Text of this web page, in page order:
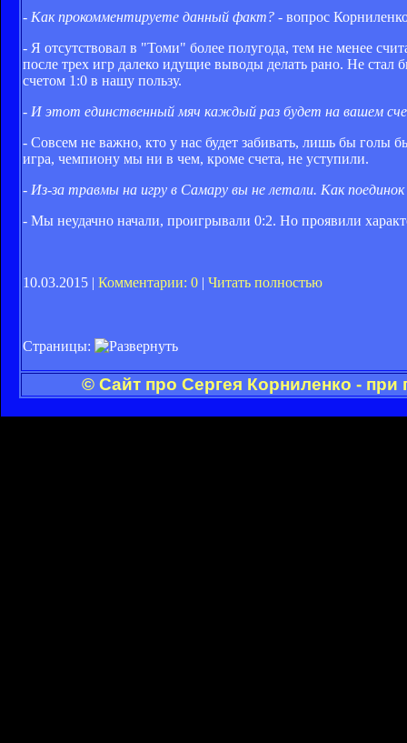
- Как прокомментируете данный факт? - вопрос
- Я отсутствовал в "Томи" более полугода, тем не менее
после трех игр далеко идущие выводы делать рано. Не стал
счетом 1:0 в нашу пользу.
- И этот единственный мяч каждый раз будет на вашем
- Совсем не важно, кто у нас будет забивать, лишь бы голы
игра, чемпиону мы ни в чем, кроме счета, не уступили.
- Из-за травмы на игру в Самару вы не летали. Как поединок
- Мы неудачно начали, проигрывали 0:2. Но проявили
10.03.2015 | Комментарии: 0 | Читать полностью
Страницы:
© Сайт про Сергея Корниленко -